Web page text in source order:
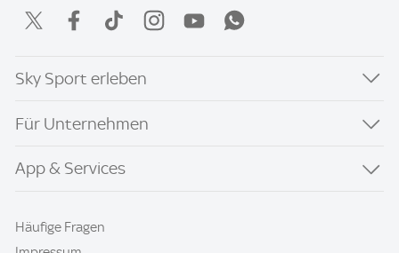
Sky Sport erleben
Für Unternehmen
App & Services
Häufige Fragen